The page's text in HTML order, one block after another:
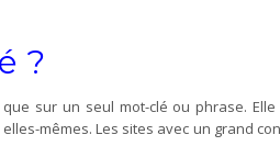
?
sur un seul mot-clé ou phrase.
mêmes. Les sites avec un grand